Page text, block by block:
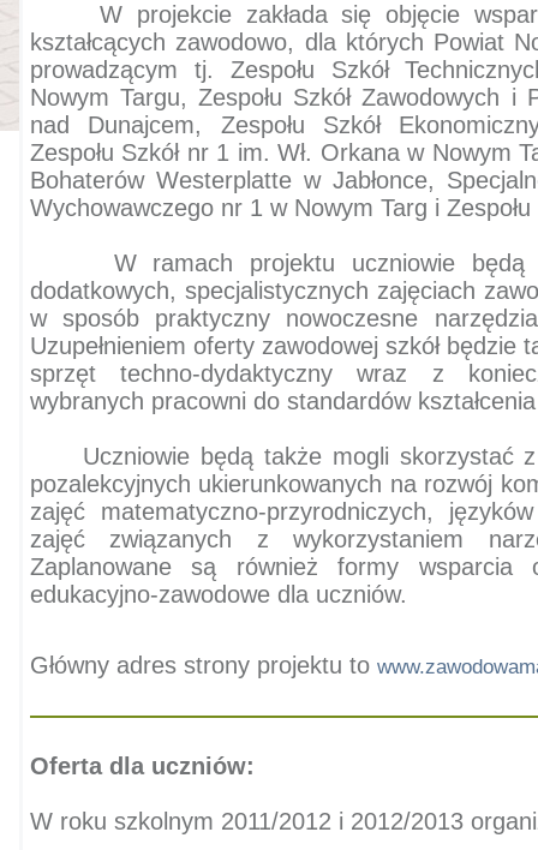
W projekcie zakłada się objęcie
kształcących zawodowo, dla których Powiat
prowadzącym tj. Zespołu Szkół
Nowym Targu, Zespołu Szkół Zawodowych i
nad Dunajcem, Zespołu Szkół
Zespołu Szkół nr 1 im. Wł. Orkana w Nowym
Bohaterów Westerplatte w Jabłonce,
Wychowawczego nr 1 w Nowym Targ i
W ramach projektu uczniowie będą
dodatkowych, specjalistycznych zajęciach
w sposób praktyczny nowoczesne
Uzupełnieniem oferty zawodowej szkół będzie
sprzęt techno-dydaktyczny wraz z
wybranych pracowni do standardów
Uczniowie będą także mogli skorzystać z
pozalekcyjnych ukierunkowanych na rozwój
zajęć matematyczno-przyrodniczych,
zajęć związanych z wykorzystaniem
Zaplanowane są również formy wsparcia
edukacyjno-zawodowe dla uczniów.
Główny adres strony projektu to
Oferta dla uczniów:
W roku szkolnym 2011/2012 i 2012/2013